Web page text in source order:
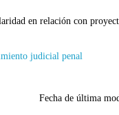
en relación con
judicial penal
Fecha de última